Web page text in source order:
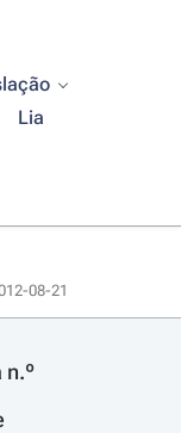
Lia
08-21
n.º